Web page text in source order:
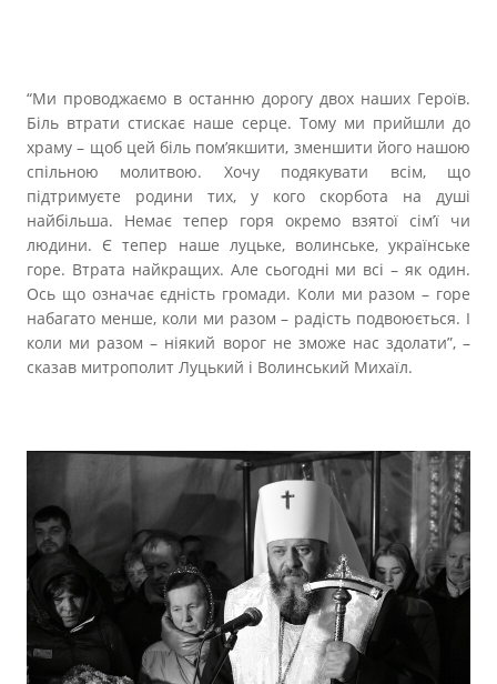
“Ми проводжаємо в останню дорогу двох наших Героїв.
Біль втрати стискає наше серце. Тому ми прийшли до
храму – щоб цей біль пом’якшити, зменшити його нашою
спільною молитвою. Хочу подякувати всім, що
підтримуєте родини тих, у кого скорбота на душі
найбільша. Немає тепер горя окремо взятої сім’ї чи
людини. Є тепер наше луцьке, волинське, українське
горе. Втрата найкращих. Але сьогодні ми всі – як один.
Ось що означає єдність громади. Коли ми разом – горе
набагато менше, коли ми разом – радість подвоюється. І
коли ми разом – ніякий ворог не зможе нас здолати”, –
сказав митрополит Луцький і Волинський Михаїл.